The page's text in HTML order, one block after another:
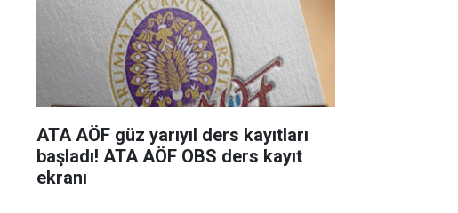
ATA AÖF güz yarıyıl ders kayıtları
başladı! ATA AÖF OBS ders kayıt
ekranı